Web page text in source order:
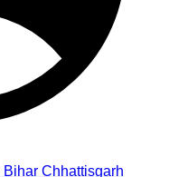
Bihar Chhattisgarh